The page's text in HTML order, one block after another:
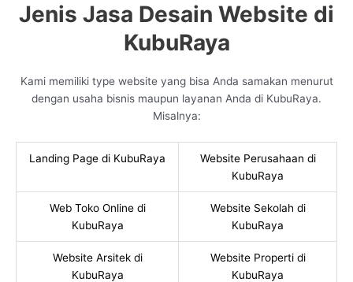
Jenis Jasa Desain Website di
KubuRaya
Kami memiliki type website yang bisa Anda samakan menurut
dengan usaha bisnis maupun layanan Anda di KubuRaya.
Misalnya:
Landing Page di KubuRaya
Website Perusahaan di
KubuRaya
Web Toko Online di
KubuRaya
Website Sekolah di
KubuRaya
Website Arsitek di
KubuRaya
Website Properti di
KubuRaya